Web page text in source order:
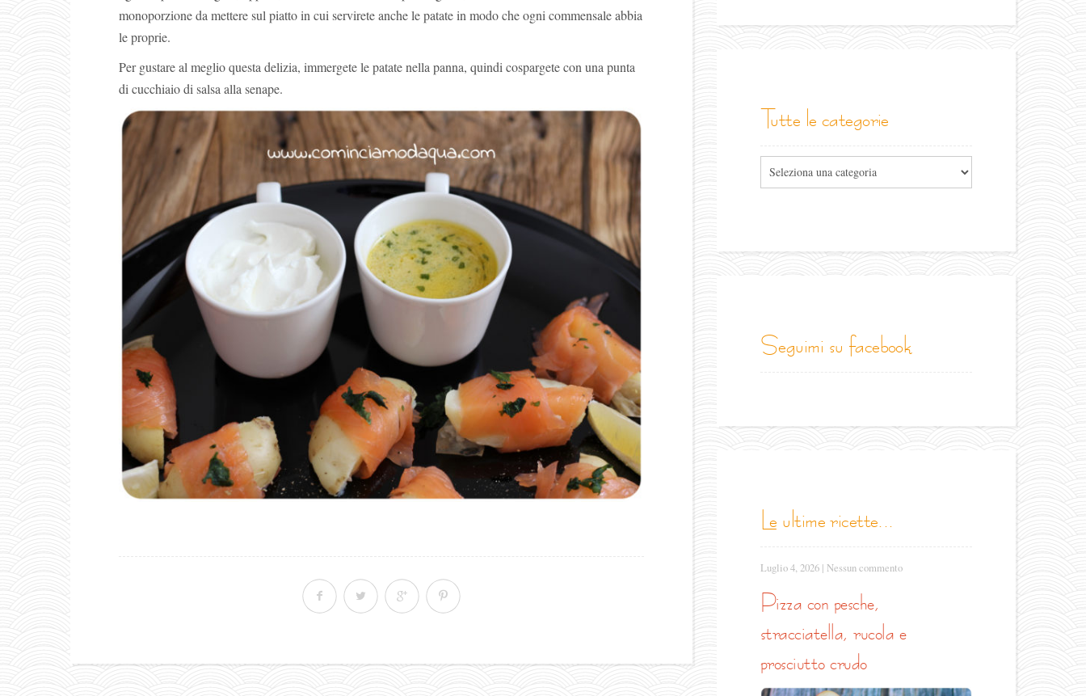
monoporzione da mettere sul piatto in cui servirete anche le patate in modo che ogni commensale abbia
le proprie.
Per gustare al meglio questa delizia, immergete le patate nella panna, quindi cospargete con una punta
di cucchiaio di salsa alla senape.
tutte le categorie
seguimi su facebook
le ultime ricette...
Luglio 4, 2026 | Nessun commento
pizza con pesche,
stracciatella, rucola e
prosciutto crudo